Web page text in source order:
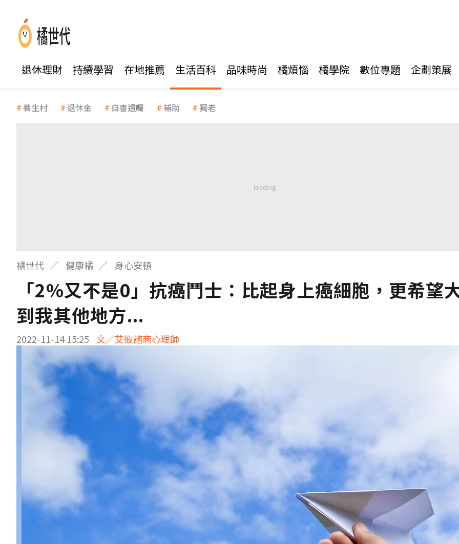
退休理財 持續學習 在地推薦 生活百科 品味時尚 橘煩惱 橘學院 數位專題 企劃策展
養生村 退休金 自書遺囑 補助 獨老
橘世代 健康橘 身心安頓
「2%又不是0」抗癌鬥士：比起身上癌細胞，更希望
到我其他地方...
2022-11-14 15:25 文／艾彼諮商心理師